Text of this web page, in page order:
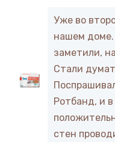
Уже во
нашем доме.
заметили,
Стали
Ротбанд, и
стен